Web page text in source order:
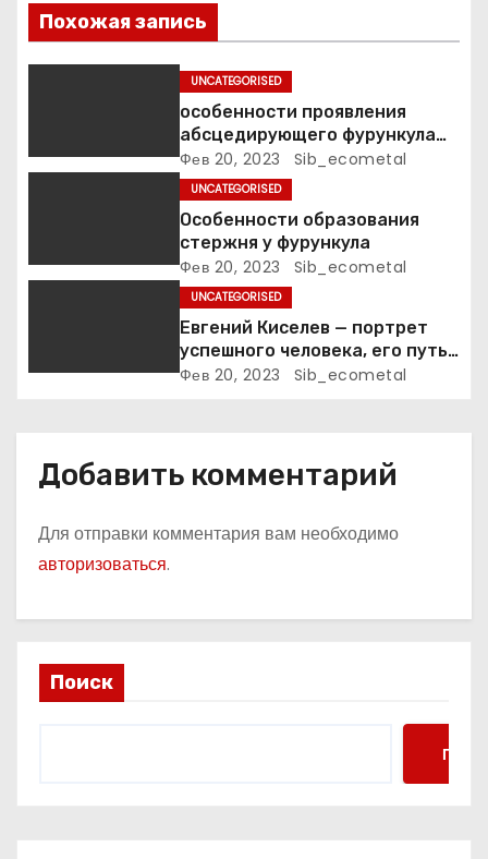
п
о
а
и
Похожая запись
UNCATEGORISED
особенности проявления
абсцедирующего фурункула
код по МКБ-10
Фев 20, 2023 Sib_ecometal
UNCATEGORISED
Особенности образования
стержня у фурункула
Фев 20, 2023 Sib_ecometal
UNCATEGORISED
Евгений Киселев — портрет
успешного человека, его путь
к славе и личное счастье
Фев 20, 2023 Sib_ecometal
Добавить комментарий
Для отправки комментария вам необходимо
авторизоваться.
Поиск
Поиск